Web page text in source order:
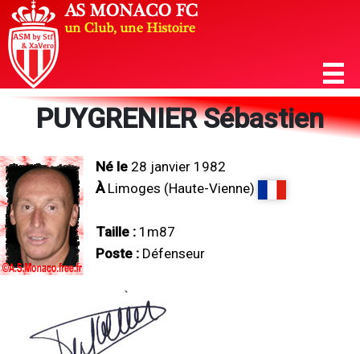
PUYGRENIER Sébastien
Né le 28 janvier 1982
ÀLimoges (Haute-Vienne)
Taille : 1m87
Poste : Défenseur